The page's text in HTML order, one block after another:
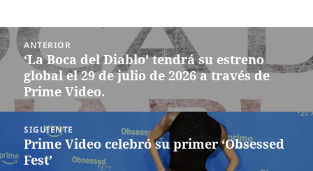
Navegación
de
entradas
ANTERIOR
Entrada
anterior:
‘La Boca del Diablo’ tendrá su estreno
global el 29 de julio de 2026 a través de
Prime Video.
SIGUIENTE
Siguiente
entrada:
Prime Video celebró su primer ‘Obsessed
Fest’